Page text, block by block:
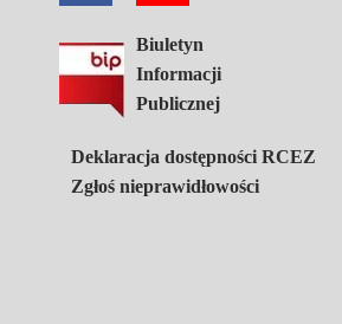
Biuletyn
Informacji
Publicznej
Deklaracja dostępności RCEZ
Zgłoś nieprawidłowości